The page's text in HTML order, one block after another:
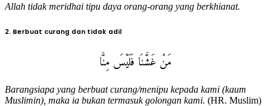
Allah tidak meridhai tipu daya orang-orang yang berkhianat.
2. Berbuat curang dan tidak adil
مَنْ غَشَّنَا فَلَيْسَ مِنَّا
Barangsiapa yang berbuat curang/menipu kepada kami (kaum
Muslimin), maka ia bukan termasuk golongan kami. (HR. Muslim)